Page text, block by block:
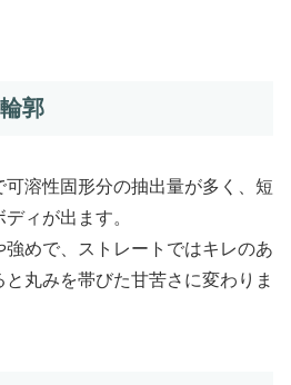
郭
溶性固形分の抽出量が多く、短
ィが出ます。
めで、ストレートではキレのあ
丸みを帯びた甘苦さに変わりま